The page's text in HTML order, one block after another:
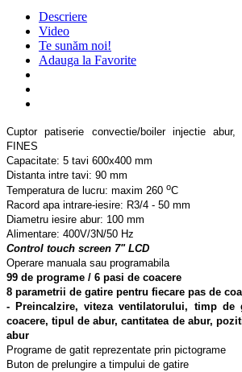
Descriere
Video
Te sunăm noi!
Adauga la Favorite
Cuptor patiserie convectie/boiler injectie
FINES
Capacitate: 5 tavi 600x400 mm
Distanta intre tavi: 90 mm
Temperatura de lucru: maxim 260 oC
Racord apa intrare-iesire: R3/4 - 50 mm
Diametru iesire abur: 100 mm
Alimentare: 400V/3N/50 Hz
Control touch screen 7" LCD
Operare manuala sau programabila
99 de programe / 6 pasi de coacere
8 parametrii de gatire pentru fiecare pas de
- Preincalzire, viteza ventilatorului, timp de
coacere, tipul de abur, cantitatea de abur,
abur
Programe de gatit reprezentate prin pictograme
Buton de prelungire a timpului de gatire